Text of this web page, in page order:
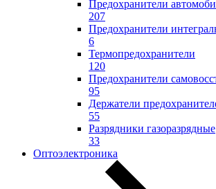
Предохранители
207
Предохранители
6
Термопредохранители
120
Предохранители
95
Держатели
55
Разрядники газоразрядные
33
Оптоэлектроника